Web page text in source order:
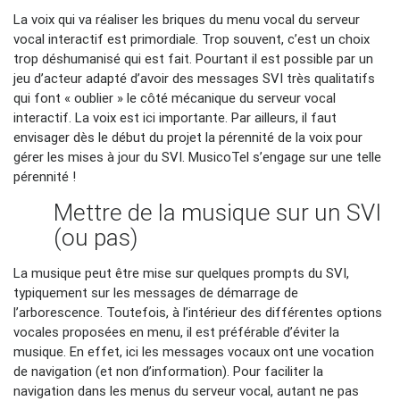
La voix qui va réaliser les briques du menu vocal du serveur
vocal interactif est primordiale. Trop souvent, c’est un choix
trop déshumanisé qui est fait. Pourtant il est possible par un
jeu d’acteur adapté d’avoir des messages SVI très qualitatifs
qui font « oublier » le côté mécanique du serveur vocal
interactif. La voix est ici importante. Par ailleurs, il faut
envisager dès le début du projet la pérennité de la voix pour
gérer les mises à jour du SVI. MusicoTel s’engage sur une telle
pérennité !
Mettre de la musique sur un SVI
(ou pas)
La musique peut être mise sur quelques prompts du SVI,
typiquement sur les messages de démarrage de
l’arborescence. Toutefois, à l’intérieur des différentes options
vocales proposées en menu, il est préférable d’éviter la
musique. En effet, ici les messages vocaux ont une vocation
de navigation (et non d’information). Pour faciliter la
navigation dans les menus du serveur vocal, autant ne pas